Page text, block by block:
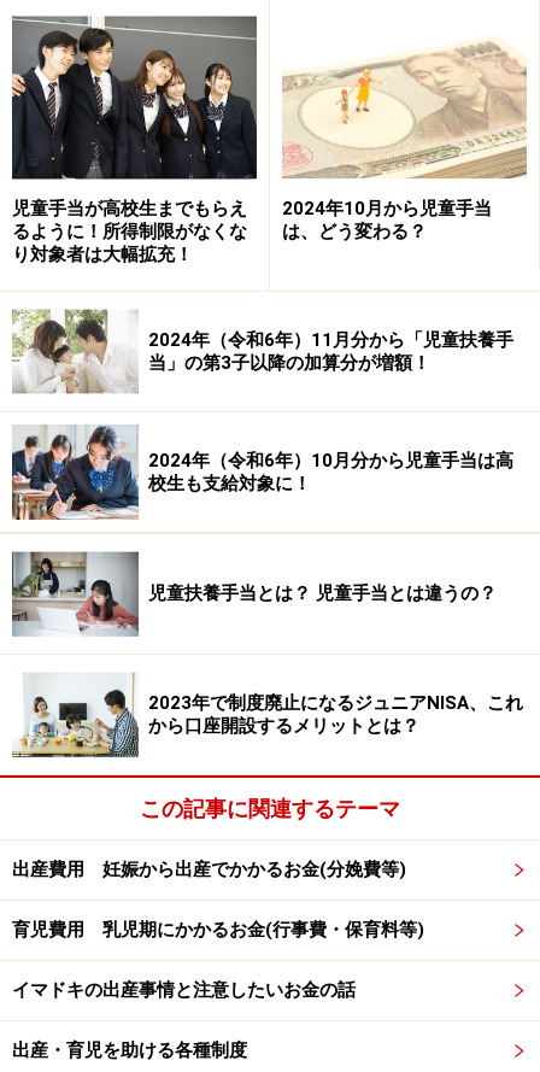
の提出が必要です。
2024年（令和6年）11月分より、児童扶養
手当の金額が一部増額されます
児童扶養手当については全部支給と一部支給がありま
す。児童扶養手当は養育費と就労分を合わせた所得制限
があり、受給額は所得の額により異なり、受給者（シン
グルマザー・シングルファザー）の所得に応じて10円単
位で決定されます。
以下は令和6年11月分以降に改正された場合の、全部支
給の手当の月額です。児童3人目以降について、増額が
されることになります。
児童1人／月額4万5500円
児童2人目以降加算額／月額1万750円
児童3人目以降加算額／令和6年11月分（令和7年1月支
給）より増額され、月額1万750円になります。（令和6
年10月までの加算額は6450円）
さらに、令和6年11月分以降、一部支給の場合も、令和6
年11月分以降、以下のように増額します
児童3人目以降加算額／1万740円～5380円（令和6年10
月まで月額6440円～3230円）
2024年（令和6年）11月分より、全部支
児童扶養手当は養育費と就労分を合わせた所得制限があ
児童手当が高校生までもらえ
るように！所得制限がなくな
り対象者は大幅拡充！
2024年10月から児童手当
は、どう変わる？
2024年（令和6年）11月分から「児童扶養手
当」の第3子以降の加算分が増額！
2024年（令和6年）10月分から児童手当は高
校生も支給対象に！
児童扶養手当とは？ 児童手当とは違うの？
2023年で制度廃止になるジュニアNISA、これ
から口座開設するメリットとは？
この記事に関連するテーマ
出産費用 妊娠から出産でかかるお金(分娩費等)
育児費用 乳児期にかかるお金(行事費・保育料等)
イマドキの出産事情と注意したいお金の話
出産・育児を助ける各種制度